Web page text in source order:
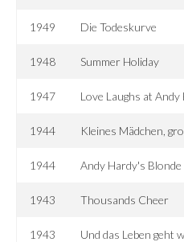
1949 Die Todeskurve
1948 Summer Holiday
1947 Love Laughs at Andy
1944 Kleines Mädchen,
1944 Andy Hardy's
1943 Thousands Cheer
1943 Und das Leben geht